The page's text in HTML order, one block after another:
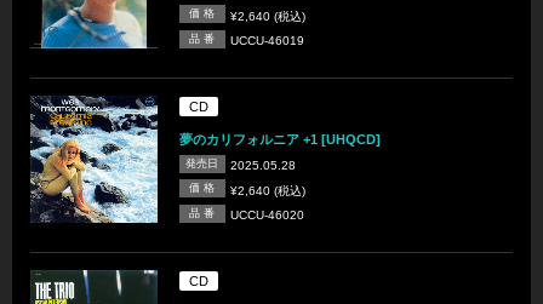
価 格 ¥2,640 (税込)
品 番 UCCU-46019
CD
夢のカリフォルニア +1 [UHQCD]
発売日 2025.05.28
価 格 ¥2,640 (税込)
品 番 UCCU-46020
CD